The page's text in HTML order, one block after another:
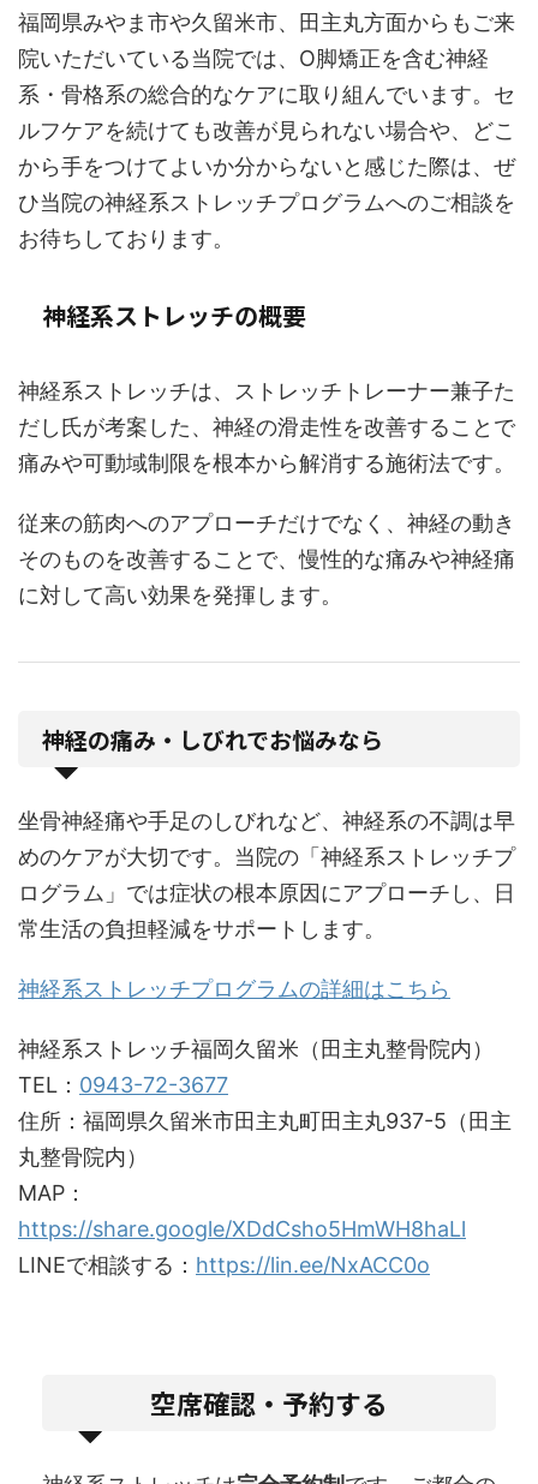
福岡県みやま市や久留米市、田主丸方面からもご来
院いただいている当院では、O脚矯正を含む神経
系・骨格系の総合的なケアに取り組んでいます。セ
ルフケアを続けても改善が見られない場合や、どこ
から手をつけてよいか分からないと感じた際は、ぜ
ひ当院の神経系ストレッチプログラムへのご相談を
お待ちしております。
神経系ストレッチの概要
神経系ストレッチは、ストレッチトレーナー兼子た
だし氏が考案した、神経の滑走性を改善することで
痛みや可動域制限を根本から解消する施術法です。
従来の筋肉へのアプローチだけでなく、神経の動き
そのものを改善することで、慢性的な痛みや神経痛
に対して高い効果を発揮します。
神経の痛み・しびれでお悩みなら
坐骨神経痛や手足のしびれなど、神経系の不調は早
めのケアが大切です。当院の「神経系ストレッチプ
ログラム」では症状の根本原因にアプローチし、日
常生活の負担軽減をサポートします。
神経系ストレッチプログラムの詳細はこちら
神経系ストレッチ福岡久留米（田主丸整骨院内）
TEL： 0943-72-3677
住所：福岡県久留米市田主丸町田主丸937-5（田主
丸整骨院内）
MAP：
https://share.google/XDdCsho5HmWH8haLl
LINEで相談する： https://lin.ee/NxACC0o
空席確認・予約する